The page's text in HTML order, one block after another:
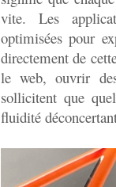
vite. Les
optimisées pour
directement de
le web, ouvrir
sollicitent que
fluidité